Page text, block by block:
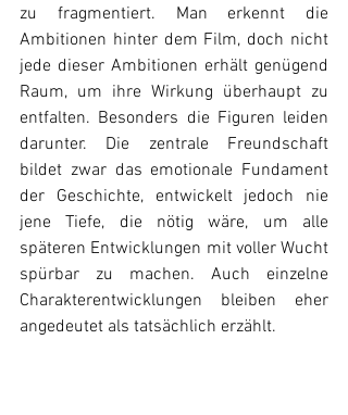
zu fragmentiert. Man erkennt die
Ambitionen hinter dem Film, doch nicht
jede dieser Ambitionen erhält genügend
Raum, um ihre Wirkung überhaupt zu
entfalten. Besonders die Figuren leiden
darunter. Die zentrale Freundschaft
bildet zwar das emotionale Fundament
der Geschichte, entwickelt jedoch nie
jene Tiefe, die nötig wäre, um alle
späteren Entwicklungen mit voller Wucht
spürbar zu machen. Auch einzelne
Charakterentwicklungen bleiben eher
angedeutet als tatsächlich erzählt.